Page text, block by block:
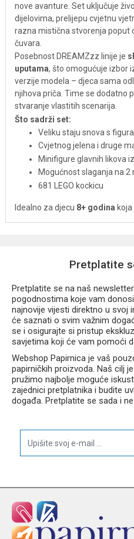
nove avanture. Set uključuje
dijelovima, prelijepu cvjetnu
razna mistična stvorenja poput
čuvara.
Posebnost DREAMZzz linije je
uputama, što omogućuje izbor
verzije modela – djeca sama
njihova priča. Time se dodatno
stvaranje vlastitih scenarija.
Što sadrži set:
Veliku staju snova s
Cvjetnog jelena i druge
Minifigure glavnih likova
Mogućnost slaganja na 2
681 LEGO kockicu
Idealno za djecu 8+ godina koja
Pretplatite
Pretplatite se na naš
pogodnostima koje vam
najnovije vijesti direktno u svoj
će saznati o svim važnim
se i osigurajte si pristup
savjetima koji će vam pomoći
Webshop Papirnica je vaš
papirničkih proizvoda. Naš cilj
pružimo najbolje moguće
zajednici pretplatnika i budite
događa. Pretplatite se sada i